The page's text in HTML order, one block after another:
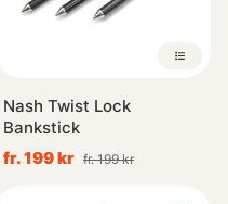
Nash Twist Lock
Bankstick
fr. 199 kr fr. 199 kr